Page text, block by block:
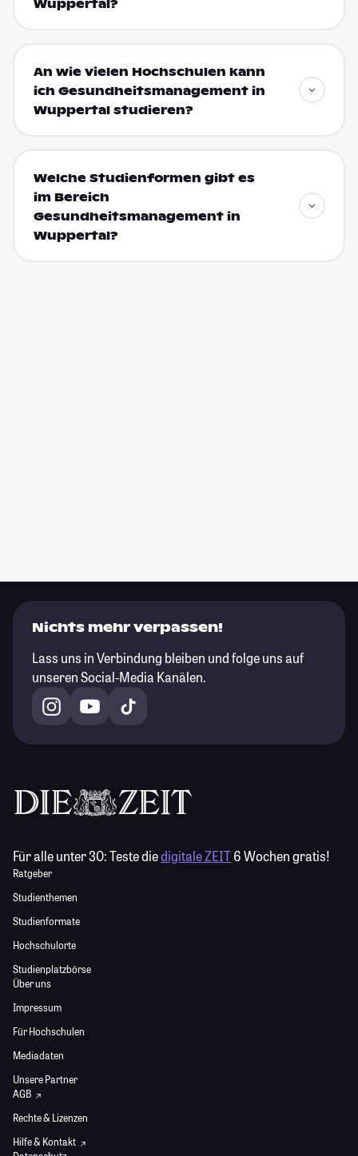
Wuppertal?
An wie vielen Hochschulen kann
ich Gesundheitsmanagement in
Wuppertal studieren?
Welche Studienformen gibt es
im Bereich
Gesundheitsmanagement in
Wuppertal?
Nichts mehr verpassen!
Lass uns in Verbindung bleiben und folge uns auf
unseren Social-Media Kanälen.
Für alle unter 30:Teste diedigitale ZEIT6 Wochen gratis!
Ratgeber
Studienthemen
Studienformate
Hochschulorte
Studienplatzbörse
Über uns
Impressum
Für Hochschulen
Mediadaten
Unsere Partner
AGB
Rechte & Lizenzen
Hilfe & Kontakt